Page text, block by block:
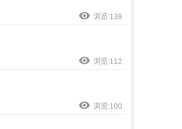
浏览:138
浏览:112
浏览:100